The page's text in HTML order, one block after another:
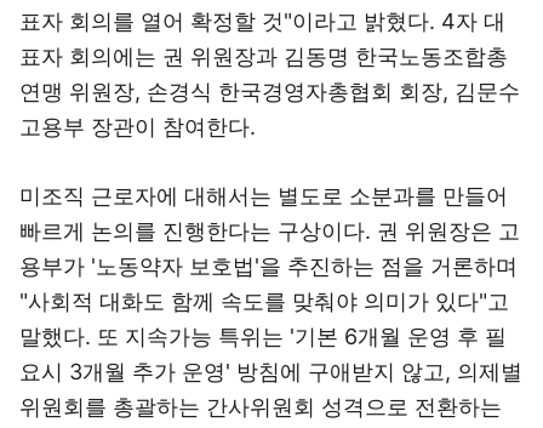
표자 회의를 열어 확정할 것"이라고 밝혔다. 4자 대
표자 회의에는 권 위원장과 김동명 한국노동조합총
연맹 위원장, 손경식 한국경영자총협회 회장, 김문수
고용부 장관이 참여한다.
미조직 근로자에 대해서는 별도로 소분과를 만들어
빠르게 논의를 진행한다는 구상이다. 권 위원장은 고
용부가 '노동약자 보호법'을 추진하는 점을 거론하며
"사회적 대화도 함께 속도를 맞춰야 의미가 있다"고
말했다. 또 지속가능 특위는 '기본 6개월 운영 후 필
요시 3개월 추가 운영' 방침에 구애받지 않고, 의제별
위원회를 총괄하는 간사위원회 성격으로 전환하는